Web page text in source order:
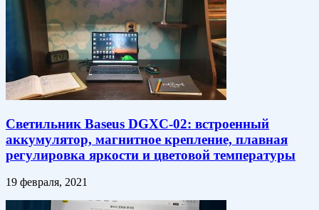
Светильник Baseus DGXC-02: встроенный
аккумулятор, магнитное крепление, плавная
регулировка яркости и цветовой температуры
19 февраля, 2021